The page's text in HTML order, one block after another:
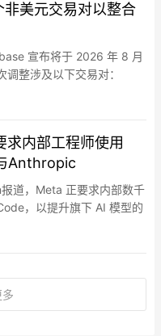
及…美元交易对以整合
宣布将于 2026 年 8 月
整涉及以下交易对：
MASK-GBP、CHZ-
关非美元计价交易对，符
内部工程师使用
Anthropic
道，Meta 正要求内部数千
，以提升旗下 AI 模型的
在 AI 编程领域的
总裁 Maher Saba 上月在内